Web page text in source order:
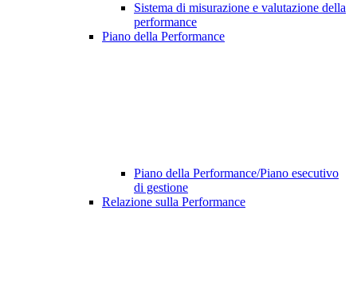
Sistema di misurazione e valutazione della
performance
Piano della Performance
Piano della Performance/Piano esecutivo
di gestione
Relazione sulla Performance